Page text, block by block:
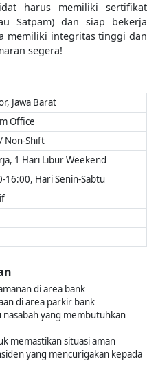
harus memiliki sertifikat
Satpam) dan siap bekerja
memiliki integritas tinggi dan
segera!
Jawa Barat
Office
Non-Shift
1 Hari Libur Weekend
16:00, Hari Senin-Sabtu
di area bank
di area parkir bank
yang membutuhkan
memastikan situasi aman
yang mencurigakan kepada